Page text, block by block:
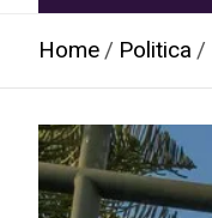
Home Politica